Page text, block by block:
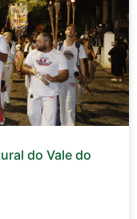
do Vale do